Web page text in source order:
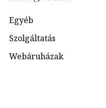
Egyéb
Szolgáltatás
Webáruházak